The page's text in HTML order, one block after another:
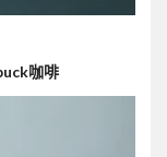
咖啡